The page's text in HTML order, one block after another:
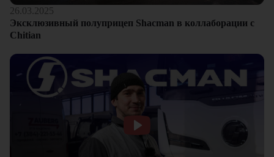
26.03.2025
Эксклюзивный полуприцеп Shacman в коллаборации с
Chitian